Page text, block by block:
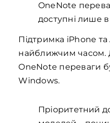
OneNote
доступні лише
Підтримка iPhone та
найближчим часом.
OneNote переваги
Windows.
Пріоритетний